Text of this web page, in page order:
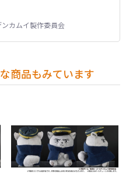
カムイ製作委員会
商品もみています